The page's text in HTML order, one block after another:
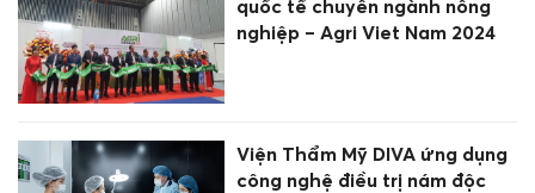
quốc tế chuyên ngành nông
nghiệp – Agri Viet Nam 2024
Viện Thẩm Mỹ DIVA ứng dụng
công nghệ điều trị nám độc